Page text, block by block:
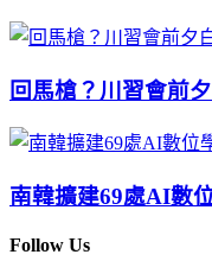
回馬槍？川習會前
南韓擴建69處AI數
Follow Us